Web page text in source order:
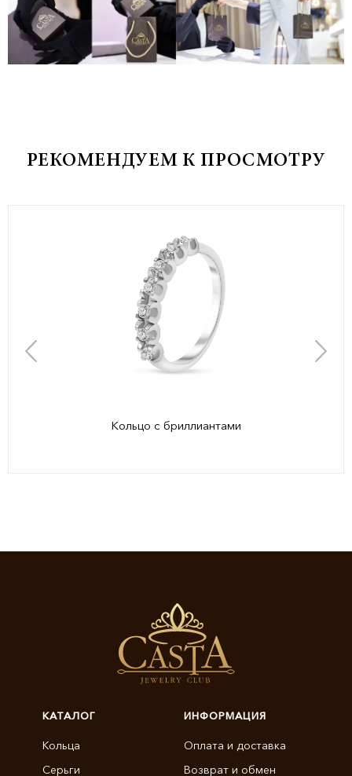
РЕКОМЕНДУЕМ К ПРОСМОТРУ
Кольцо с бриллиантами
КАТАЛОГ
Кольца
Серьги
ИНФОРМАЦИЯ
Оплата и доставка
Возврат и обмен